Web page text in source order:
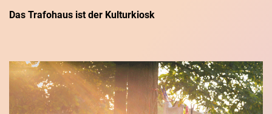
Das Trafohaus ist der Kulturkiosk